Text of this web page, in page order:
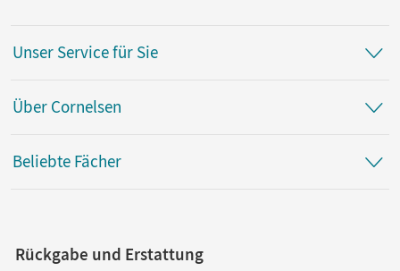
Unser Service für Sie
Über Cornelsen
Beliebte Fächer
Rückgabe und Erstattung